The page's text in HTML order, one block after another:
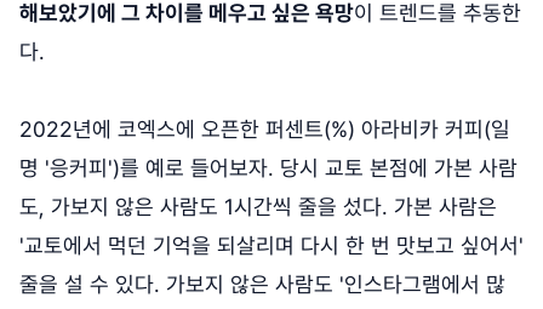
해보았기에 그 차이를 메우고 싶은 욕망이 트렌드를 추동한
다.
2022년에 코엑스에 오픈한 퍼센트(%) 아라비카 커피(일
명 '응커피')를 예로 들어보자. 당시 교토 본점에 가본 사람
도, 가보지 않은 사람도 1시간씩 줄을 섰다. 가본 사람은
'교토에서 먹던 기억을 되살리며 다시 한 번 맛보고 싶어서'
줄을 설 수 있다. 가보지 않은 사람도 '인스타그램에서 많